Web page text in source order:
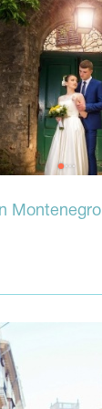
Montenegro